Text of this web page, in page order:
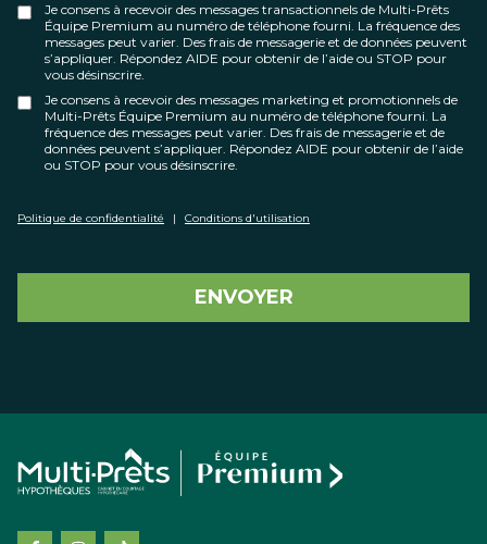
Je consens à recevoir des messages transactionnels de Multi-Prêts
Équipe Premium au numéro de téléphone fourni. La fréquence des
messages peut varier. Des frais de messagerie et de données peuvent
s’appliquer. Répondez AIDE pour obtenir de l’aide ou STOP pour
vous désinscrire.
Je consens à recevoir des messages marketing et promotionnels de
Multi-Prêts Équipe Premium au numéro de téléphone fourni. La
fréquence des messages peut varier. Des frais de messagerie et de
données peuvent s’appliquer. Répondez AIDE pour obtenir de l’aide
ou STOP pour vous désinscrire.
Politique de confidentialité | Conditions d'utilisation
ENVOYER